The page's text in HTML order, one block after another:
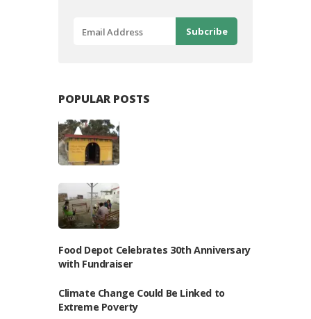
POPULAR POSTS
Food Depot Celebrates 30th Anniversary
with Fundraiser
Climate Change Could Be Linked to
Extreme Poverty